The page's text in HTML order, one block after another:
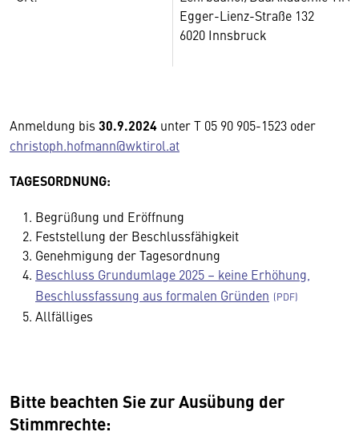
Egger-Lienz-Straße 132
6020 Innsbruck
Anmeldung bis 30.9.2024 unter T 05 90 905-1523 oder
christoph.hofmann@wktirol.at
TAGESORDNUNG:
Begrüßung und Eröffnung
Feststellung der Beschlussfähigkeit
Genehmigung der Tagesordnung
Beschluss Grundumlage 2025 – keine Erhöhung,
Beschlussfassung aus formalen Gründen
Allfälliges
Bitte beachten Sie zur Ausübung der
Stimmrechte: